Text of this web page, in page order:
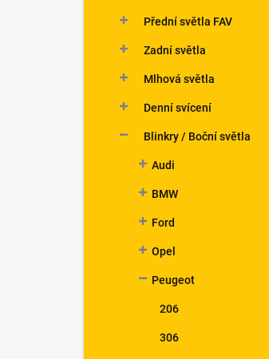
Přední světla FAV
Zadní světla
Mlhová světla
Denní svícení
Blinkry / Boční světla
Audi
BMW
Ford
Opel
Peugeot
206
306